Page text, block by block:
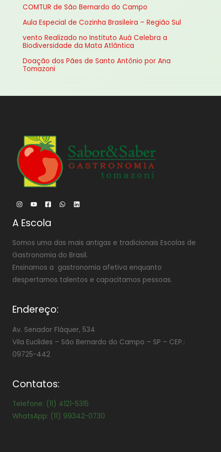
p
o
:
COMTUR de São Bernardo do Campo
Aula Especial de Cozinha Brasileira – Região Sul
vento Realizado no Instituto Auá Celebra a
Biodiversidade da Mata Atlântica
Doação dos Pães de Santo Antônio por Ana
Tomazoni
A Escola
Somos uma das mais antigas e tradicionais Escolas de
Gastronomia do Brasil.
Ensinamos a gastronomia afetiva enquanto
despertamos talentos e capacitamos pessoas.
Endereço:
Av. Senador Fláquer, 534
Vila Euclides – São Bernardo do Campo – SP – CEP.:
09725-442
Contatos:
Telefone: (11) 4121-5315
WhatsApp: (11) 99342-0730